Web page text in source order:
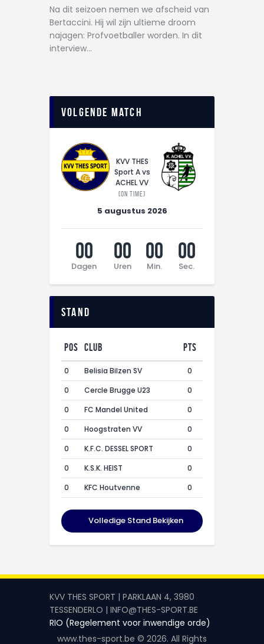
Na dit seizoen nemen we afscheid van
Bertaccini. Hij wil zijn ultieme droom
najagen: Profvoetballer worden. In dit
interview…
Volgende match
KVV THES
Sport A vs
ACHEL VV
(On time)
5 augustus 2026
00
Dagen
00
Uren
00
Min.
00
Sec.
Stand
Pos Club Pts
0 Belisia Bilzen SV
0
0
Cercle Brugge U23
0
0
FC Mandel United
0
0
Hoogstraten VV
0
0
K.F.C. DESSEL SPORT
0
0
K.S.K. HEIST
0
0
KFC Houtvenne 0
Volledige Stand Bekijken
KVV THES SPORT | PARKLAAN 4, 3980
TESSENDERLO | INFO@THES-SPORT.BE
RIO (Regelement voor inwendige orde)
www.thes-sport.be © 2026. All Rights